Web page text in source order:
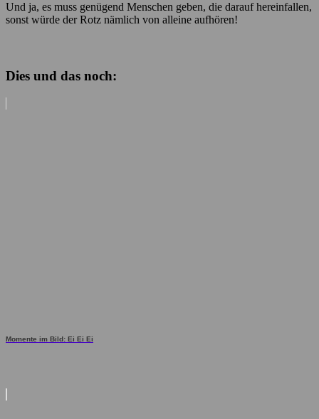
Und ja, es muss genügend Menschen geben, die darauf hereinfallen,
sonst würde der Rotz nämlich von alleine aufhören!
Dies und das noch:
Momente im Bild: Ei Ei Ei